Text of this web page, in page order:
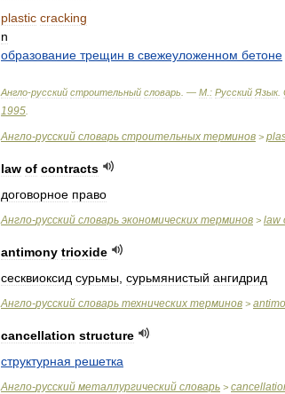
plastic cracking
n
образование трещин в свежеуложенном бетоне
Англо-русский строительный словарь . — М : Русский Язык.
1995
Англо-русский словарь строительных терминов >
law of contracts
договорное право
Англо-русский словарь экономических терминов > law
antimony trioxide
сесквиоксид сурьмы сурьмянистый ангидрид
Англо-русский словарь технических терминов >
cancellation structure
структурная решетка
Англо-русский металлургический словарь >